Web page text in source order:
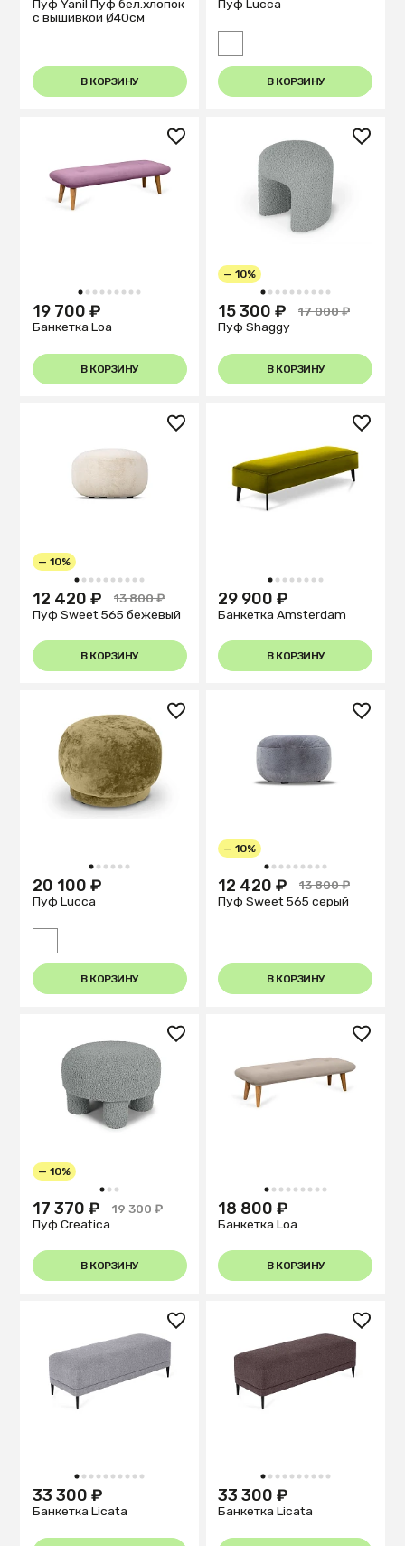
Пуф Yanil Пуф бел.хлопок
с вышивкой Ø40см
В КОРЗИНУ
Пуф Lucca
В КОРЗИНУ
1 2 3 4 5 6 7 8 9
19 700 ₽
Банкетка Loa
В КОРЗИНУ
1 2 3 4 5 6 7 8 9 10
— 10%
15 300 ₽
17 000 ₽
Пуф Shaggy
В КОРЗИНУ
1 2 3 4 5 6 7 8 9 10
— 10%
12 420 ₽
13 800 ₽
Пуф Sweet 565 бежевый
В КОРЗИНУ
1 2 3 4 5 6 7 8
29 900 ₽
Банкетка Amsterdam
В КОРЗИНУ
1 2 3 4 5 6
20 100 ₽
Пуф Lucca
В КОРЗИНУ
1 2 3 4 5 6 7 8 9
— 10%
12 420 ₽
13 800 ₽
Пуф Sweet 565 серый
В КОРЗИНУ
1 2 3
— 10%
17 370 ₽
19 300 ₽
Пуф Creatica
В КОРЗИНУ
1 2 3 4 5 6 7 8 9
18 800 ₽
Банкетка Loa
В КОРЗИНУ
1 2 3 4 5 6 7 8 9 10
33 300 ₽
Банкетка Licata
1 2 3 4 5 6 7 8 9 10
33 300 ₽
Банкетка Licata